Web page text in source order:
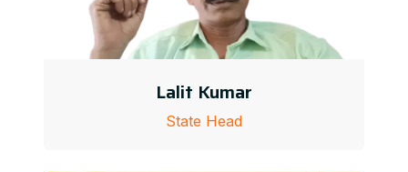
Lalit Kumar
State Head